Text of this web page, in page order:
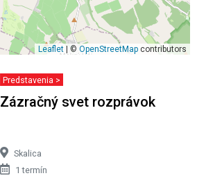
Leaflet | © OpenStreetMap contributors
Predstavenia >
Zázračný svet rozprávok
Skalica
1 termín